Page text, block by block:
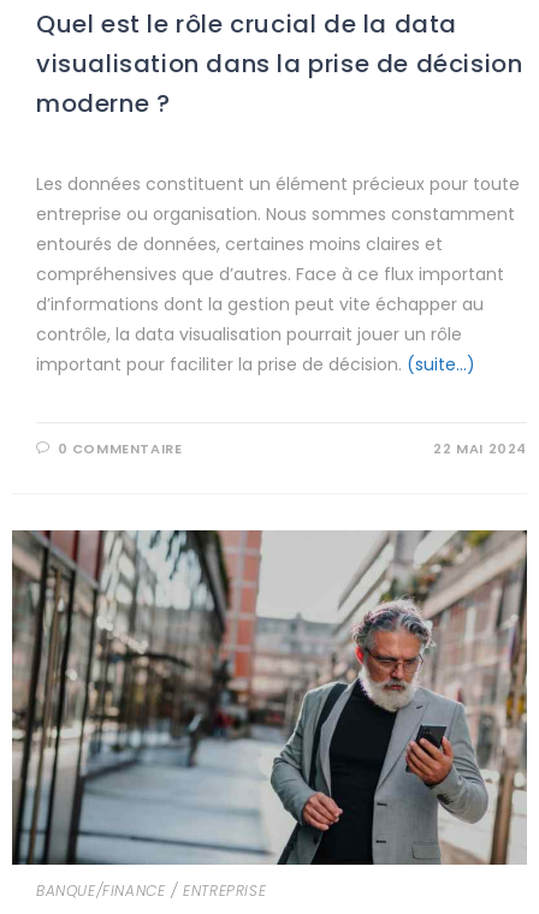
Quel est le rôle crucial de la data
visualisation dans la prise de décision
moderne ?
Les données constituent un élément précieux pour toute
entreprise ou organisation. Nous sommes constamment
entourés de données, certaines moins claires et
compréhensives que d’autres. Face à ce flux important
d’informations dont la gestion peut vite échapper au
contrôle, la data visualisation pourrait jouer un rôle
important pour faciliter la prise de décision. (suite…)
0 COMMENTAIRE 22 MAI 2024
BANQUE/FINANCE /ENTREPRISE